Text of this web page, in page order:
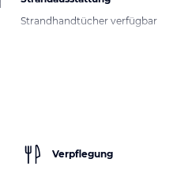
Strandhandtücher verfügbar
Verpflegung